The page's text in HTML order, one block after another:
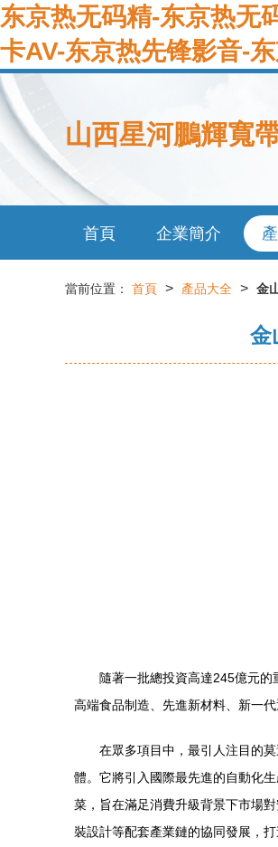
东京热无码精-东京热无
卡AV-东京热先锋影音-
山西星河鵬輝寬
首頁 企業簡介
當前位置： 首頁 > 產品大全 > 金
金
隨著一批總投資高達245億元
高端食品制造、先進新材料、新一
在眾多項目中，最引人注目的
體。它將引入國際最先進的自動化
菜，旨在滿足消費升級背景下市場
裝設計等配套產業鏈的協同發展，